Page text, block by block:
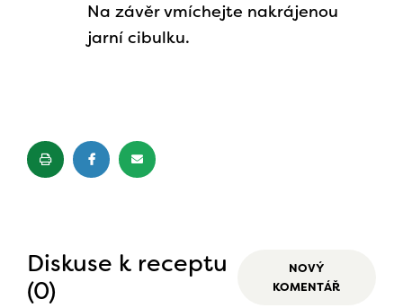
Na závěr vmíchejte nakrájenou
jarní cibulku.
Diskuse k receptu
(0)
NOVÝ
KOMENTÁŘ